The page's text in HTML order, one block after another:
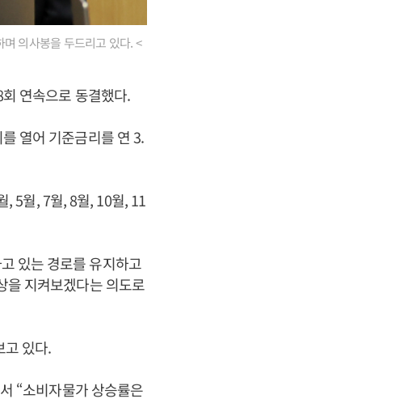
의사봉을 두드리고 있다. <
연속으로 동결했다.
열어 기준금리를 연 3.
, 5월, 7월, 8월, 10월, 11
있는 경로를 유지하고
을 지켜보겠다는 의도로
고 있다.
“소비자물가 상승률은